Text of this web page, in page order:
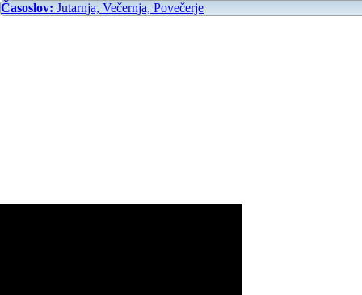
Časoslov: Jutarnja, Večernja, Povečerje